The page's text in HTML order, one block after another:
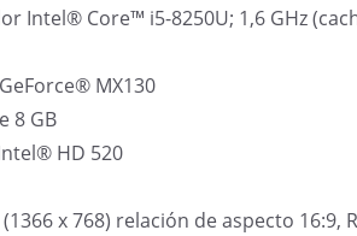
Intel® Core™ i5-8250U; 1,6 GHz
MX130
8 GB
HD 520
(1366 x 768) relación de aspecto 16:9,